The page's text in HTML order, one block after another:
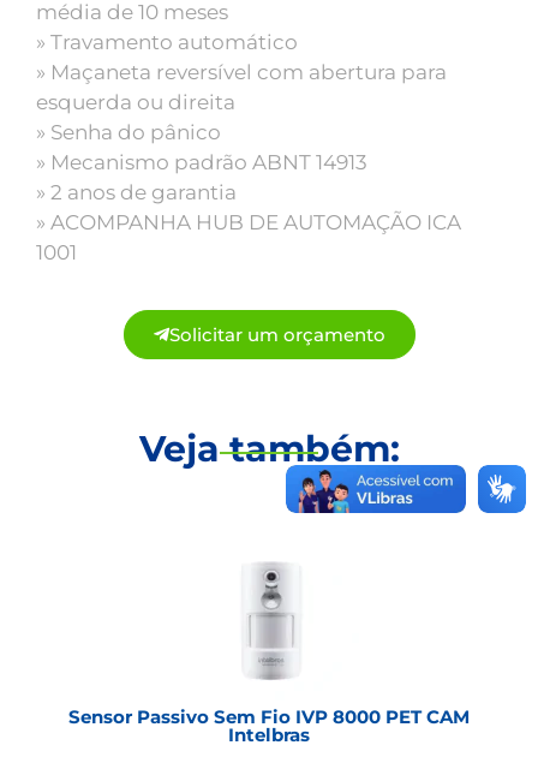
média de 10 meses
» Travamento automático
» Maçaneta reversível com abertura para
esquerda ou direita
» Senha do pânico
» Mecanismo padrão ABNT 14913
» 2 anos de garantia
» ACOMPANHA HUB DE AUTOMAÇÃO ICA
1001
Solicitar um orçamento
Veja também:
Sensor Passivo Sem Fio IVP 8000 PET CAM
Intelbras